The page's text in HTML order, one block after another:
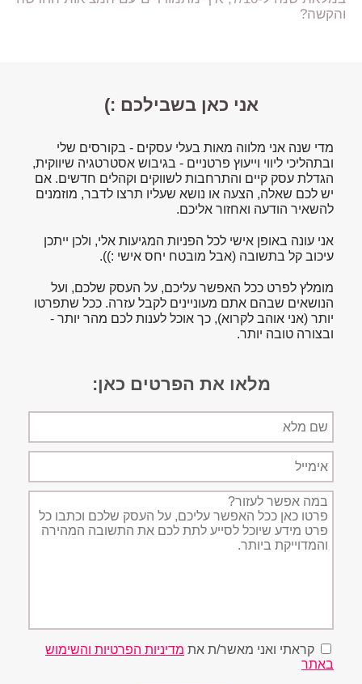
והקשה?
אני כאן בשבילכם :)
מדי שנה אני מלווה מאות בעלי עסקים - בקורסים שלי
ובתהליכי ליווי וייעוץ פרטניים - בגיבוש אסטרטגיה שיווקית,
הגדלת עסק קיים והתרחבות לשווקים וקהלים חדשים. אם
יש לכם שאלה, הצעה או נושא שעליו תרצו לדבר, מוזמנים
להשאיר הודעה ואחזור אליכם.
אני עונה באופן אישי לכל הפניות המגיעות אלי, ולכן ייתכן
עיכוב קל בתשובה (אבל מובטח יחס אישי :)).
מומלץ לפרט ככל האפשר עליכם, על העסק שלכם, ועל
הנושאים שבהם אתם מעוניינים לקבל עזרה. ככל שתפרטו
יותר (אני אוהב לקרוא), כך אוכל לענות לכם מהר יותר -
ובצורה טובה יותר.
מלאו את הפרטים כאן:
מלא
תיאור
הפניה
קראתי ואני מאשר/ת את מדיניות הפרטיות והשימוש
באתר